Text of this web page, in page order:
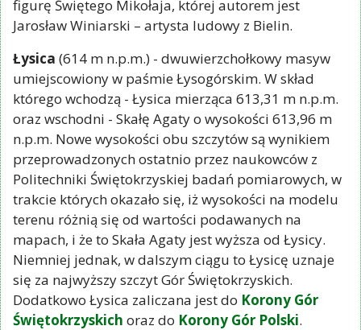
figurę Świętego Mikołaja, której autorem jest
Jarosław Winiarski – artysta ludowy z Bielin.
Łysica (614 m n.p.m.) - dwuwierzchołkowy masyw
umiejscowiony w paśmie Łysogórskim. W skład
którego wchodzą - Łysica mierząca 613,31 m n.p.m.
oraz wschodni - Skałę Agaty o wysokości 613,96 m
n.p.m. Nowe wysokości obu szczytów są wynikiem
przeprowadzonych ostatnio przez naukowców z
Politechniki Świętokrzyskiej badań pomiarowych, w
trakcie których okazało się, iż wysokości na modelu
terenu różnią się od wartości podawanych na
mapach, i że to Skała Agaty jest wyższa od Łysicy.
Niemniej jednak, w dalszym ciągu to Łysicę uznaje
się za najwyższy szczyt Gór Świętokrzyskich.
Dodatkowo Łysica zaliczana jest do Korony Gór
Świętokrzyskich oraz do Korony Gór Polski.